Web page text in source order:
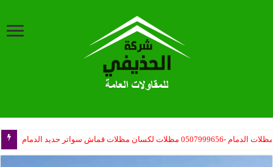
مظلات المدارس حكومية – مظلات مدارس أهلية – مظلات المشاريع تركيب